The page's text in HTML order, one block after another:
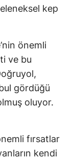
kep
önemli
ve bu
gördüğü
oluyor.
fırsatlar
kendi